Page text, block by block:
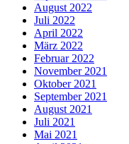
August 2022
Juli 2022
April 2022
März 2022
Februar 2022
November 2021
Oktober 2021
September 2021
August 2021
Juli 2021
Mai 2021